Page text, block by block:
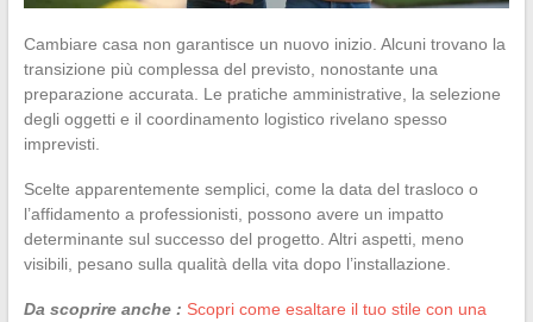
Cambiare casa non garantisce un nuovo inizio. Alcuni trovano la
transizione più complessa del previsto, nonostante una
preparazione accurata. Le pratiche amministrative, la selezione
degli oggetti e il coordinamento logistico rivelano spesso
imprevisti.
Scelte apparentemente semplici, come la data del trasloco o
l’affidamento a professionisti, possono avere un impatto
determinante sul successo del progetto. Altri aspetti, meno
visibili, pesano sulla qualità della vita dopo l’installazione.
Da scoprire anche : Scopri come esaltare il tuo stile con una